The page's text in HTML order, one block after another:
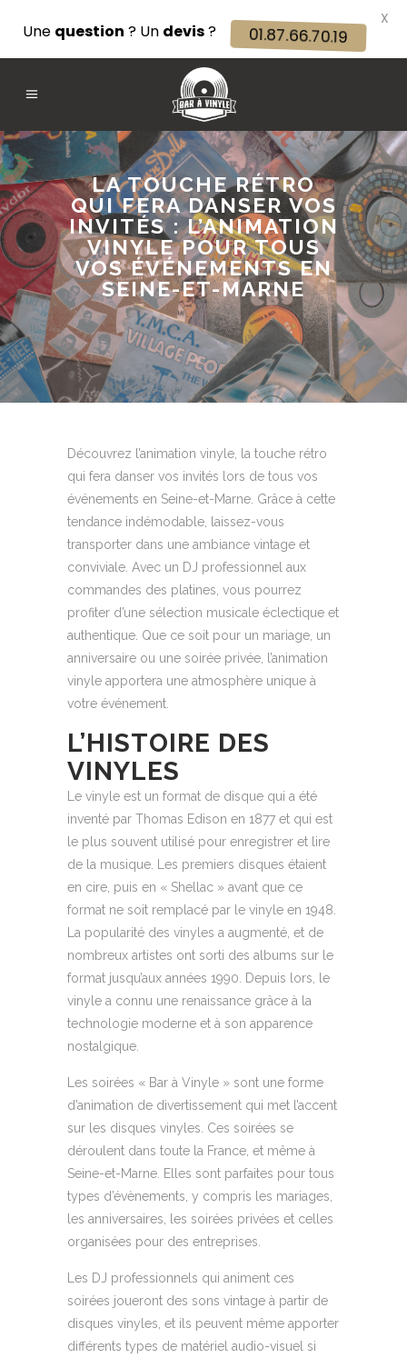
LA TOUCHE RÉTRO
QUI FERA DANSER VOS
INVITÉS : L’ANIMATION
VINYLE POUR TOUS
VOS ÉVÉNEMENTS EN
SEINE-ET-MARNE
Découvrez l’animation vinyle, la touche rétro
qui fera danser vos invités lors de tous vos
événements en Seine-et-Marne. Grâce à cette
tendance indémodable, laissez-vous
transporter dans une ambiance vintage et
conviviale. Avec un DJ professionnel aux
commandes des platines, vous pourrez
profiter d’une sélection musicale éclectique et
authentique. Que ce soit pour un mariage, un
anniversaire ou une soirée privée, l’animation
vinyle apportera une atmosphère unique à
votre événement.
L’HISTOIRE DES
VINYLES
Le vinyle est un format de disque qui a été
inventé par Thomas Edison en 1877 et qui est
le plus souvent utilisé pour enregistrer et lire
de la musique. Les premiers disques étaient
en cire, puis en « Shellac » avant que ce
format ne soit remplacé par le vinyle en 1948.
La popularité des vinyles a augmenté, et de
nombreux artistes ont sorti des albums sur le
format jusqu’aux années 1990. Depuis lors, le
vinyle a connu une renaissance grâce à la
technologie moderne et à son apparence
nostalgique.
Les soirées « Bar à Vinyle » sont une forme
d’animation de divertissement qui met l’accent
sur les disques vinyles. Ces soirées se
déroulent dans toute la France, et même à
Seine-et-Marne. Elles sont parfaites pour tous
types d’évènements, y compris les mariages,
les anniversaires, les soirées privées et celles
organisées pour des entreprises.
Les DJ professionnels qui animent ces
soirées joueront des sons vintage à partir de
disques vinyles, et ils peuvent même apporter
différents types de matériel audio-visuel si
Une question ? Un devis? 01.87.66.70.19
X